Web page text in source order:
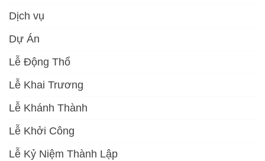
Dịch vụ
Dự Án
Lễ Động Thổ
Lễ Khai Trương
Lễ Khánh Thành
Lễ Khởi Công
Lễ Kỷ Niệm Thành Lập